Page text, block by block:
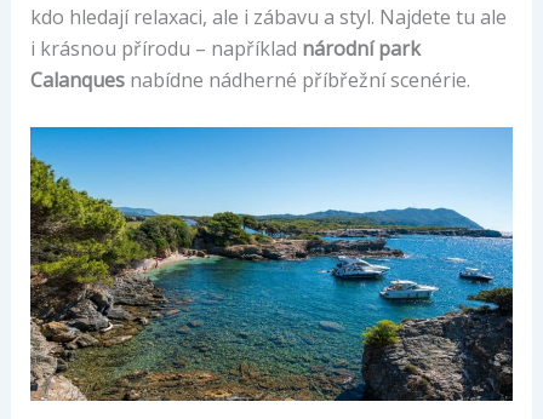
kdo hledají relaxaci, ale i zábavu a styl. Najdete tu ale
i krásnou přírodu – například národní park
Calanquesnabídne nádherné příbřežní scenérie.